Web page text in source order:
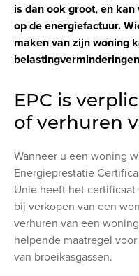
is dan ook groot, en
op de energiefactuur.
maken van zijn woning
EPC is
of verhuren
Wanneer u een woning
Energieprestatie
Unie heeft het
bij verkopen van een
verhuren van een
helpende maatregel
van broeikasgassen.